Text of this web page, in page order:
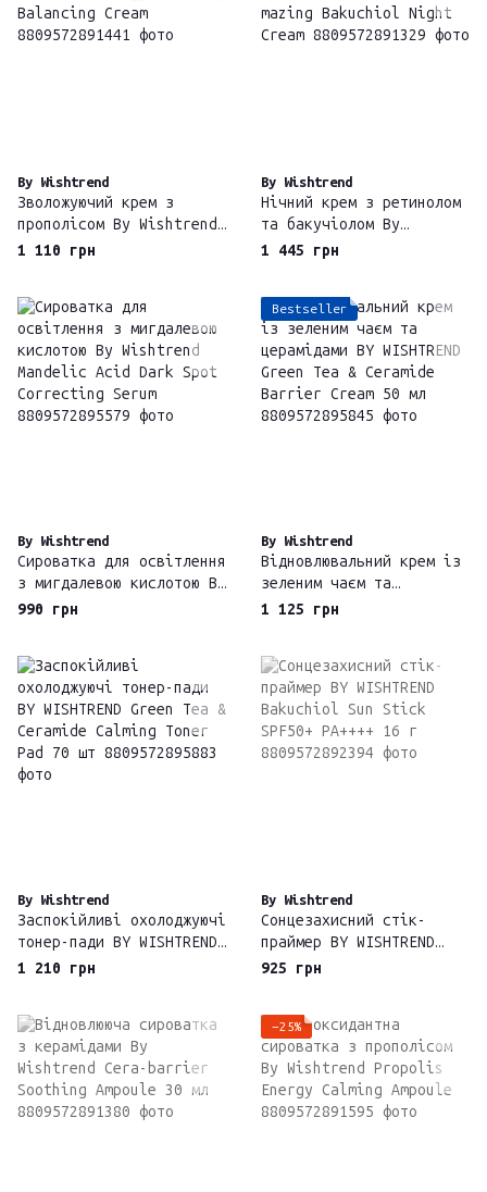
By Wishtrend
Зволожуючий крем з
прополісом By Wishtrend
Propolis Energy Boosting
1 110 грн
By Wishtrend
Нічний крем з ретинолом
та бакучіолом By
Wishtrend Vitamin A-
1 445 грн
By Wishtrend
Сироватка для освітлення
з мигдалевою кислотою By
Wishtrend Mandelic Acid
990 грн
Bestseller
By Wishtrend
Відновлювальний крем із
зеленим чаєм та
церамідами BY WISHTREND
1 125 грн
By Wishtrend
Заспокійливі охолоджуючі
тонер-пади BY WISHTREND
Green Tea & Ceramide
1 210 грн
By Wishtrend
Сонцезахисний стік-
праймер BY WISHTREND
Bakuchiol Sun Stick
925 грн
−25%